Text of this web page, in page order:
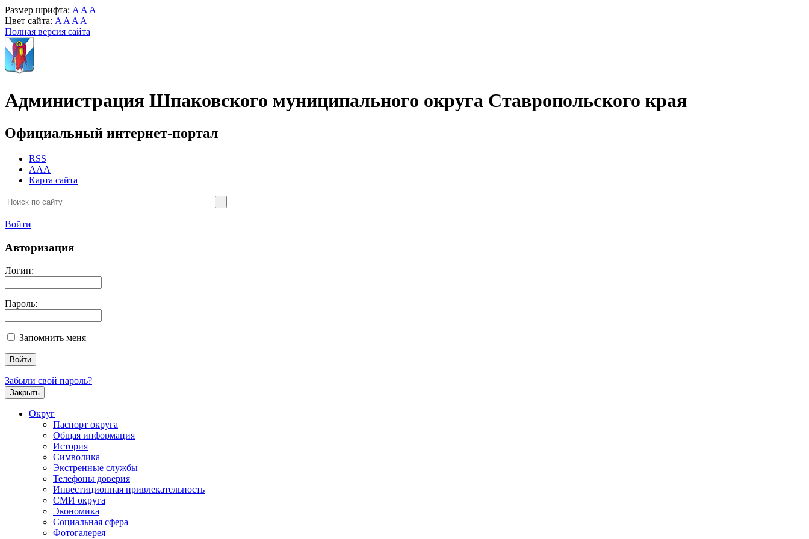
Размер шрифта: A A A
Цвет сайта: A A A A
Полная версия сайта
Администрация Шпаковского муниципального округа Ставропольского края
Официальный интернет-портал
RSS
AAA
Карта сайта
Войти
Авторизация
Логин:
Пароль:
Запомнить меня
Забыли свой пароль?
Закрыть
Округ
Паспорт округа
Общая информация
История
Символика
Экстренные службы
Телефоны доверия
Инвестиционная привлекательность
СМИ округа
Экономика
Социальная сфера
Фотогалерея